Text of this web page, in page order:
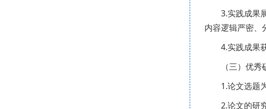
3.实践成果
内容逻辑严密、
4.实践成果
（三）优
1.论文选题
2.论文的研